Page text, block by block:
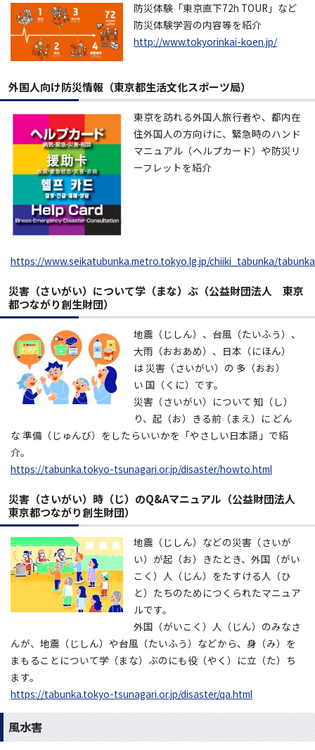
防災体験「東京直下72h TOUR」など
防災体験学習の内容等を紹介
http://www.tokyorinkai-koen.jp/
外国人向け防災情報（東京都生活文化スポーツ局）
東京を訪れる外国人旅行者や、都内在
住外国人の方向けに、緊急時のハンド
マニュアル（ヘルプカード）や防災リ
ーフレットを紹介
https://www.seikatubunka.metro.tokyo.lg.jp/chiiki_tabunka/
災害（さいがい）について学（まな）ぶ（公益財団法人 東京
都つながり創生財団）
地震（じしん）、台風（たいふう）、
大雨（おおあめ）、日本（にほん）
は 災害（さいがい）の 多（おお）
い 国（くに）です。
災害（さいがい）について 知（し）
り、起（お）きる前（まえ）に どん
な 準備（じゅんび）をしたらいいかを「やさしい日本語」で紹
介。
https://tabunka.tokyo-tsunagari.or.jp/disaster/howto.html
災害（さいがい）時（じ）のQ&Aマニュアル（公益財団法人
東京都つながり創生財団）
地震（じしん）などの災害（さいが
い）が起（お）きたとき、外国（がい
こく）人（じん）をたすける人（ひ
と）たちのためにつくられたマニュア
ルです。
外国（がいこく）人（じん）のみなさ
んが、地震（じしん）や台風（たいふう）などから、身（み）を
まもることについて学（まな）ぶのにも役（やく）に立（た）ち
ます。
https://tabunka.tokyo-tsunagari.or.jp/disaster/qa.html
風水害